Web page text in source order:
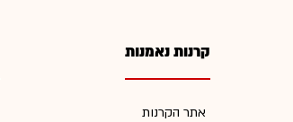
קרנות נאמנות
אתר הקרנות